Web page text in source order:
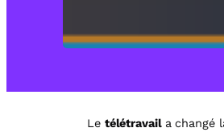
Le télétravail a changé